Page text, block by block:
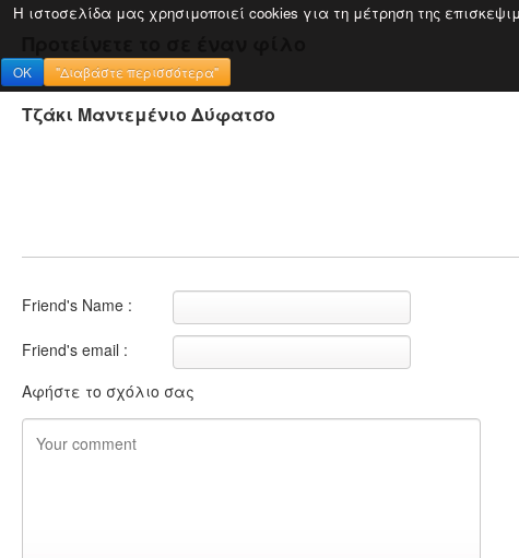
Η ιστοσελίδα μας χρησιμοποιεί cookies για τη μέτρηση της
OK "Διαβάστε περισσότερα"
Τζάκι Μαντεμένιο Δύφατσο
Friend's Name :
Friend's email :
Αφήστε το σχόλιο σας